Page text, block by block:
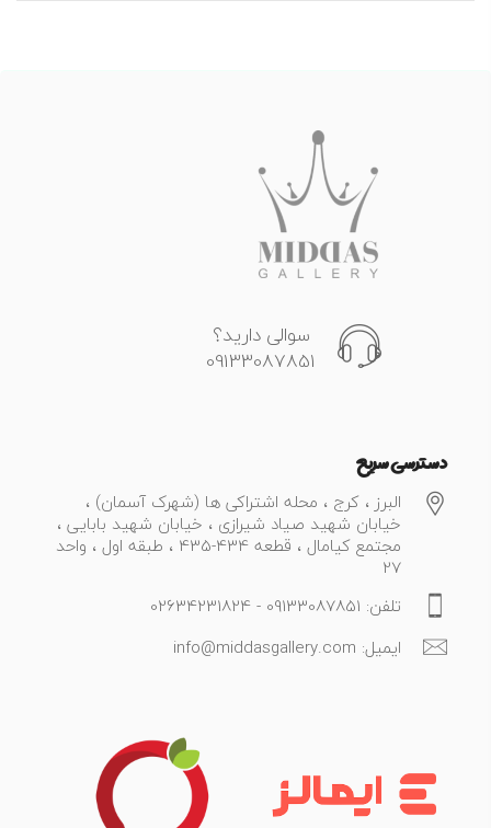
سوالی دارید؟
09133087851
دسترسی سریع
البرز ، کرج ، محله اشتراکی ها (شهرک آسمان) ،
خیابان شهید صیاد شیرازی ، خیابان شهید بابایی ،
مجتمع کیامال ، قطعه 434-435 ، طبقه اول ، واحد
27
تلفن: 09133087851 - 02634231824
ایمیل: info@middasgallery.com